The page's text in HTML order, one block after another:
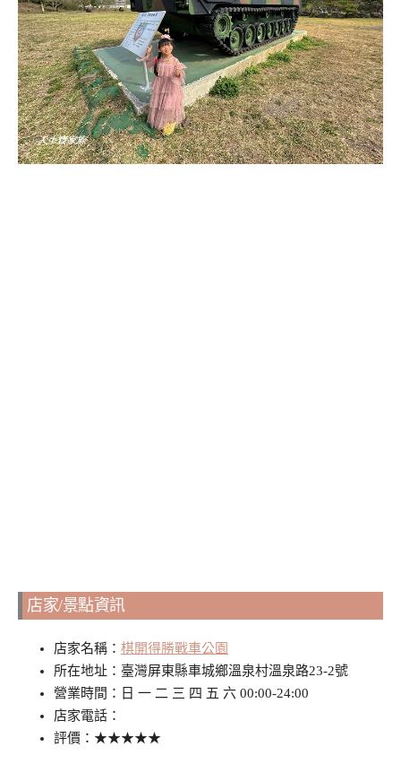
店家/景點資訊
店家名稱： 棋開得勝戰車公園
所在地址：臺灣屏東縣車城鄉溫泉村溫泉路23-2號
營業時間：日 一 二 三 四 五 六 00:00-24:00
店家電話：
評價：★★★★★